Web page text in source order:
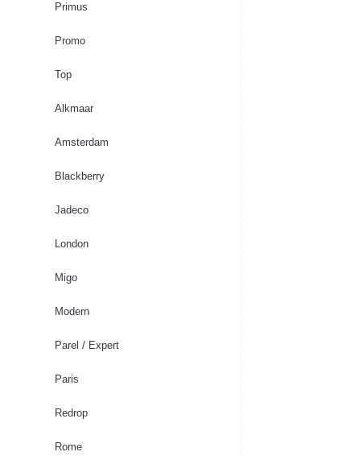
Primus
Promo
Top
Alkmaar
Amsterdam
Blackberry
Jadeco
London
Migo
Modern
Parel / Expert
Paris
Redrop
Rome